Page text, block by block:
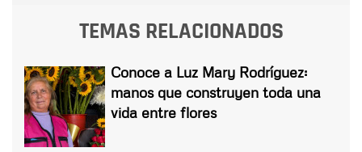
TEMAS RELACIONADOS
Conoce a Luz Mary Rodríguez:
manos que construyen toda una
vida entre flores